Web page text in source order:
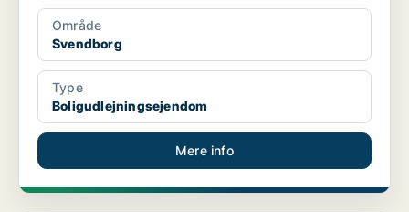
Område
Svendborg
Type
Boligudlejningsejendom
Mere info